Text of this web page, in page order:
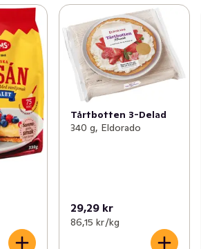
Tårtbotten 3-Delad
340 g, Eldorado
29,29 kr
86,15 kr /kg